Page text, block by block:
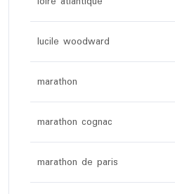
lucile woodward
marathon
marathon cognac
marathon de paris